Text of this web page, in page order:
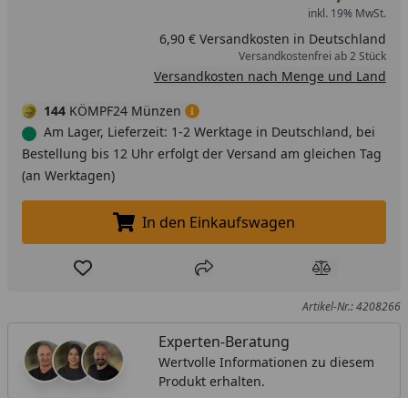
durch optimale Wärmeverteilung und -speicherung.
Geeignet für alle Herdarten, einschließlich Induktion. ·
Cromargan® - Aus robustem, elegantem Cromargan®:
Edelstahl Rostfrei 18/10 für außergewöhnliche
Langlebigkeit und optimale Hygiene.
Spülmaschinengeeignet. · Praktische Innenskalierung -
Die praktische Innenskalierung ermöglicht müheloses,
präzises Abmessen und Dosieren. · Dampfgareinsatz -
wenig Wasser. Perfekt für Gemüse und Fisch, aber auch
zum Einmachen, Entsaften und Sterilisieren.
inkl. 19% MwSt.
6,90 € Versandkosten in Deutschland
Versandkostenfrei ab 2 Stück
Versandkosten nach Menge und Land
144 KÖMPF24 Münzen
Am Lager, Lieferzeit: 1-2 Werktage in Deutschland, bei
Bestellung bis 12 Uhr erfolgt der Versand am gleichen Tag
(an Werktagen)
In den Einkaufswagen legen
In den Einkaufswagen
Produkt zur Wunschliste hinzufügen
Teilen Produkt
Artikel-Nr.: 4208266
Experten-Beratung
Wertvolle Informationen zu diesem
Produkt erhalten.